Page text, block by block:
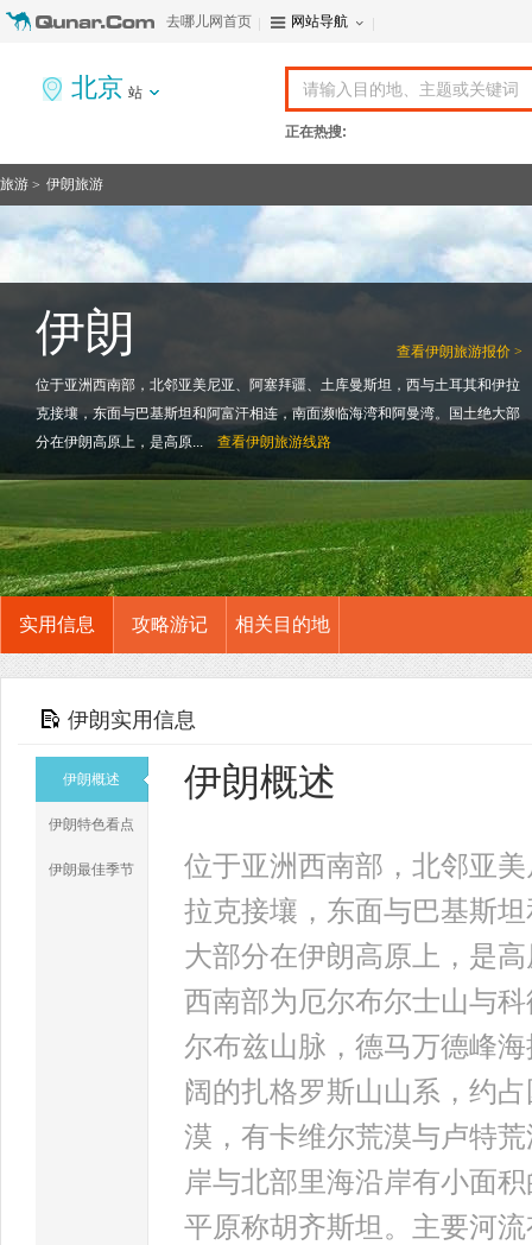
去哪儿网首页 网站导航
北京 站
正在热搜:
旅游 > 伊朗旅游
查看伊朗旅游报价 >
伊朗
位于亚洲西南部，北邻亚美尼亚、阿塞拜疆、土库曼斯坦，西与土耳其和伊拉
克接壤，东面与巴基斯坦和阿富汗相连，南面濒临海湾和阿曼湾。国土绝大部
分在伊朗高原上，是高原...
查看伊朗旅游线路
实用信息 攻略游记 相关目的地
伊朗实用信息
伊朗概述
伊朗特色看点
伊朗最佳季节
伊朗概述
位于亚洲西南部，北邻亚
拉克接壤，东面与巴基斯
大部分在伊朗高原上，是
西南部为厄尔布尔士山与
尔布兹山脉，德马万德峰
阔的扎格罗斯山山系，约
漠，有卡维尔荒漠与卢特
岸与北部里海沿岸有小面
平原称胡齐斯坦。主要河